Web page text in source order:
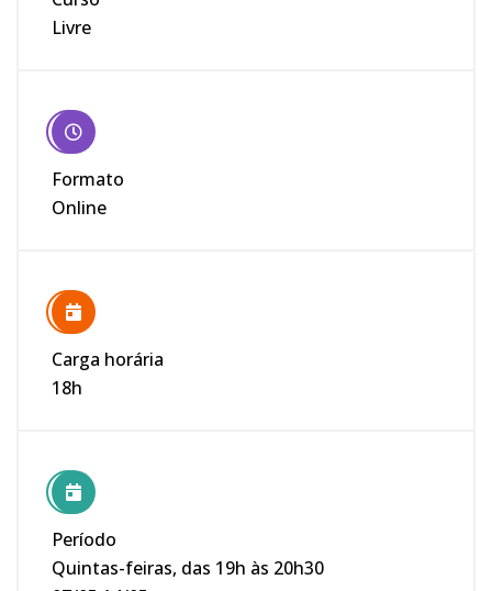
Livre
Formato
Online
Carga horária
18h
Período
Quintas-feiras, das 19h às 20h30